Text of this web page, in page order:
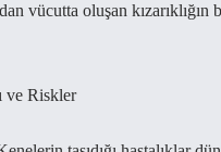
vücutta oluşan
ve Riskler